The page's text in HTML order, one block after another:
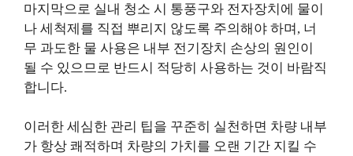
마지막으로 실내 청소 시 통풍구와 전자장치에 물이
나 세척제를 직접 뿌리지 않도록 주의해야 하며, 너
무 과도한 물 사용은 내부 전기장치 손상의 원인이
될 수 있으므로 반드시 적당히 사용하는 것이 바람직
합니다.
이러한 세심한 관리 팁을 꾸준히 실천하면 차량 내부
가 항상 쾌적하며 차량의 가치를 오랜 기간 지킬 수